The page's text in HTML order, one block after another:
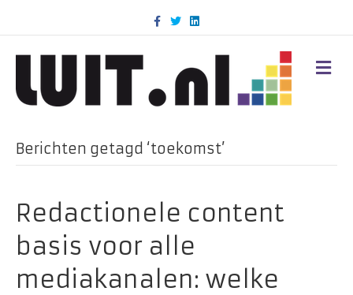
c
k
T
w
i
n
d
M
E
Berichten getagd ‘toekomst’
Redactionele content
basis voor alle
mediakanalen: welke